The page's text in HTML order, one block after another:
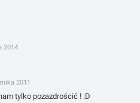
2014
2011
tylko pozazdrościć ! :D